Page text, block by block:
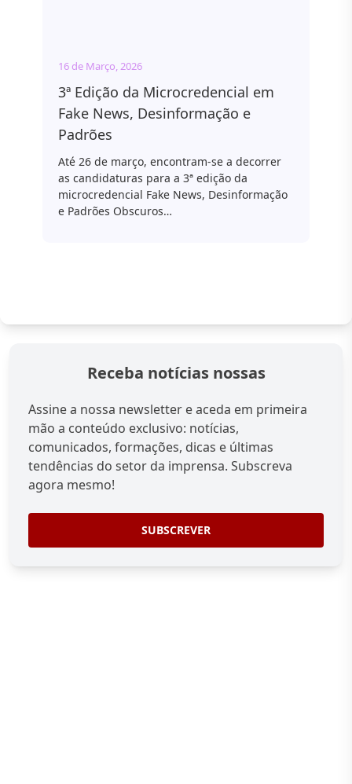
16 de Março, 2026
3ª Edição da Microcredencial em
Fake News, Desinformação e
Padrões
Até 26 de março, encontram-se a decorrer
as candidaturas para a 3ª edição da
microcredencial Fake News, Desinformação
e Padrões Obscuros…
Receba notícias nossas
Assine a nossa newsletter e aceda em primeira
mão a conteúdo exclusivo: notícias,
comunicados, formações, dicas e últimas
tendências do setor da imprensa. Subscreva
agora mesmo!
SUBSCREVER